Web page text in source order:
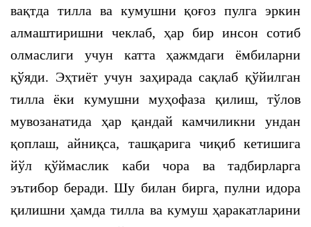
вақтда тилла ва кумушни қоғоз пулга эркин
алмаштиришни чеклаб, ҳар бир инсон сотиб
олмаслиги учун катта ҳажмдаги ёмбиларни
қўяди. Эҳтиёт учун заҳирада сақлаб қўйилган
тилла ёки кумушни муҳофаза қилиш, тўлов
мувозанатида ҳар қандай камчиликни ундан
қоплаш, айниқса, ташқарига чиқиб кетишига
йўл қўймаслик каби чора ва тадбирларга
эътибор беради. Шу билан бирга, пулни идора
қилишни ҳамда тилла ва кумуш ҳаракатларини